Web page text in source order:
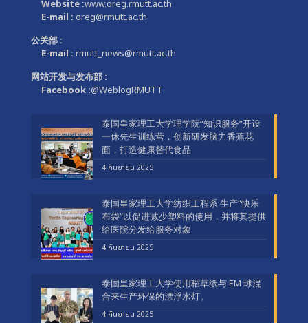
Website :www.oreg.rmutt.ac.th
E-mail : oreg@rmutt.ac.th
公关部 :
E-mail : rmutt_news@rmutt.ac.th
网站开发与发布部 :
Facebook :@WeblogRMUTT
泰国皇家理工大学理学院“知识服务”开设
一休先生训练营，创新研发脑力香蕉花
面，打造健康替代食品
4 กันยายน 2025
泰国皇家理工大学纺织工程系 生产“快乐
布袋”以促进减少塑料的使用，并将其提供
给医院分发给服务对象
4 กันยายน 2025
泰国皇家理工大学使用稻草纸与 EM 球混
合来生产环保的漂浮水灯。
4 กันยายน 2025